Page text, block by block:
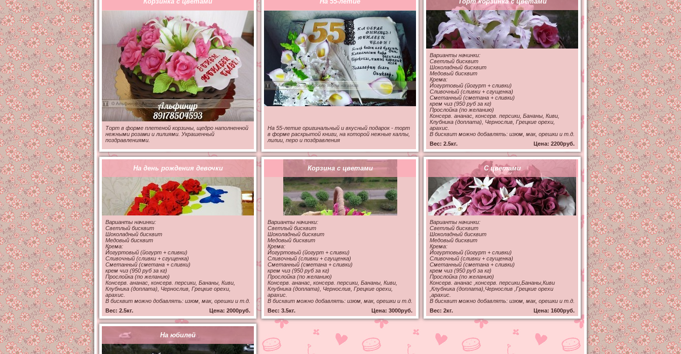
Торт в форме плетеной корзины, щедро наполненной
нежными розами и лилиями. Украшенный
поздравлениями.
На 55-летие оригинальный и вкусный подарок - торт
в форме раскрытой книги, на которой нежные каллы,
лилии, перо и поздравления
Варианты начинки:
Светлый бисквит
Шоколадный бисквит
Медовый бисквит
Крема:
Йогуртовый (йогурт + сливки)
Сливочный (сливки + сгущенка)
Сметанный (сметана + сливки)
крем чиз (950 руб за кг)
Прослойка (по желанию)
Консерв. ананас, консерв. персики, Бананы, Киви,
Клубника (доплата), Чернослив, Грецкие орехи,
арахис.
В бисквит можно добавлять: изюм, мак, орешки и т.д.
Вес: 2.5кг.
Цена: 2200руб.
На день рождения девочки
Варианты начинки:
Светлый бисквит
Шоколадный бисквит
Медовый бисквит
Крема:
Йогуртовый (йогурт + сливки)
Сливочный (сливки + сгущенка)
Сметанный (сметана + сливки)
крем чиз (950 руб за кг)
Прослойка (по желанию)
Консерв. ананас, консерв. персики, Бананы, Киви,
Клубника (доплата), Чернослив, Грецкие орехи,
арахис.
В бисквит можно добавлять: изюм, мак, орешки и т.д.
Вес: 2.5кг.
Цена: 2000руб.
Корзина с цветами
Варианты начинки:
Светлый бисквит
Шоколадный бисквит
Медовый бисквит
Крема:
Йогуртовый (йогурт + сливки)
Сливочный (сливки + сгущенка)
Сметанный (сметана + сливки)
крем чиз (950 руб за кг)
Прослойка (по желанию)
Консерв. ананас, консерв. персики, Бананы, Киви,
Клубника (доплата), Чернослив, Грецкие орехи,
арахис.
В бисквит можно добавлять: изюм, мак, орешки и т.д.
Вес: 3.5кг.
Цена: 3000руб.
С цветами
Варианты начинки:
Светлый бисквит
Шоколадный бисквит
Медовый бисквит
Крема:
Йогуртовый (йогурт + сливки)
Сливочный (сливки + сгущенка)
Сметанный (сметана + сливки)
крем чиз (950 руб за кг)
Прослойка (по желанию)
Консерв. ананас ,консерв. персики,Бананы,Киви
,Клубника (доплата),Чернослив ,Грецкие орехи
,арахис.
В бисквит можно добавлять: изюм, мак, орешки и т.д.
Вес: 2кг.
Цена: 1600руб.
На юбилей